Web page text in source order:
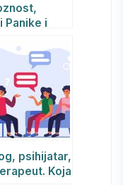
Panike i
i
uz Pomoć
psihijatar,
Koja